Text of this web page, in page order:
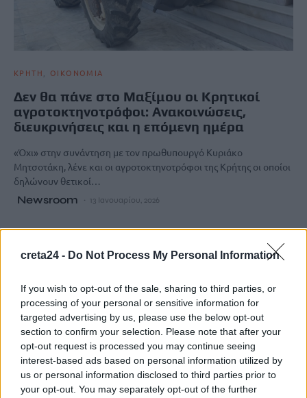
creta24 - Do Not Process My Personal Information
If you wish to opt-out of the sale, sharing to third parties, or
processing of your personal or sensitive information for
targeted advertising by us, please use the below opt-out
section to confirm your selection. Please note that after your
opt-out request is processed you may continue seeing
interest-based ads based on personal information utilized by
us or personal information disclosed to third parties prior to
your opt-out. You may separately opt-out of the further
ΚΡΗΤΗ ΟΙΚΟΝΟΜΙΑ
Δεν θα πάνε στο Μαξίμου οι Κρητικοί
αγροτοκτηνοτρόφοι: Ανακοινώσεις,
διευκρινήσεις και η επόμενη ημέρα
«Όχι» στην συνάντηση με τον πρωθυπουργό Κυριάκο
Μητσοτάκη, λένε και οι αγροτοκτηνοτρόφοι της Κρήτης οι οποίοι
δηλώνουν θετικοί…
Newsroom 13 Ιανουαρίου, 2026